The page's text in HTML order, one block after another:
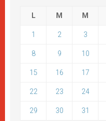
L M M
1 2 3
8 9 10
15 16 17
22 23 24
29 30 31